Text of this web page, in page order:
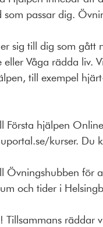
passar dig.
sig till dig som gått
Våga rädda liv.
till exempel
Första hjälpen
kurser. Du
Övningshubben för
och tider i
Tillsammans räddar